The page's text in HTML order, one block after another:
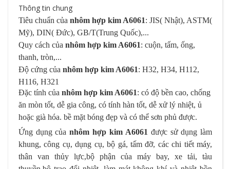
Thông tin chung
Tiêu chuẩn của nhôm hợp kim A6061: JIS( Nhật), ASTM(
Mỹ), DIN( Đức), GB/T(Trung Quốc),...
Quy cách của nhôm hợp kim A6061: cuộn, tấm, ống,
thanh, tròn,...
Độ cứng của nhôm hợp kim A6061: H32, H34, H112,
H116, H321
Đặc tính của nhôm hợp kim A6061: có độ bền cao, chống
ăn mòn tốt, dễ gia công, có tính hàn tốt, dễ xử lý nhiệt, ủ
hoặc già hóa. bề mặt bóng đẹp và có thể sơn phủ được.
Ứng dụng của nhôm hợp kim A6061 được sử dụng làm
khung, công cụ, dụng cụ, bộ gá, tấm đỡ, các chi tiết máy,
thân van thủy lực,bộ phận của máy bay, xe tải, tàu